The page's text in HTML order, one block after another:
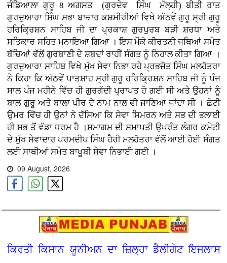
ਜੰਡਿਆਲਾ ਗੁਰੂ 8 ਅਗਸਤ (ਗੁਰਦੇਵ ਸਿੰਘ ਮੱਲ੍ਹੀ)ਬੀਤੀ ਰਾਤ
ਗੁਰਦੁਆਰਾ ਸਿੰਘ ਸਭਾ ਬਾਜ਼ਾਰ ਕਸ਼ਮੀਰੀਆਂ ਵਿਖੇ ਅੱਠਵੇਂ ਗੁਰੂ ਸ੍ਰੀ ਗੁਰੂ
ਹਰਿਕ੍ਰਿਸ਼ਨ ਸਾਹਿਬ ਜੀ ਦਾ ਪ੍ਰਕਾਸ਼ ਗੁਰਪੁਰਬ ਬੜੀ ਸ਼ਰਧਾ ਅਤੇ
ਸਤਿਕਾਰ ਸਹਿਤ ਮਨਾਇਆ ਗਿਆ । ਇਸ ਮੌਕੇ ਕੀਰਤਨੀ ਜਥਿਆਂ ਸਮੇਤ
ਬੱਚਿਆਂ ਵੱਲੋਂ ਗੁਰਬਾਣੀ ਦੇ ਸ਼ਬਦਾਂ ਰਾਹੀਂ ਸੰਗਤ ਨੂੰ ਨਿਹਾਲ ਕੀਤਾ ਗਿਆ ।
ਗੁਰਦੁਆਰਾ ਸਾਹਿਬ ਵਿਖੇ ਮੁੱਖ ਸੇਵਾ ਨਿਭਾ ਰਹੇ ਪ੍ਰਭਜੋਤ ਸਿੰਘ ਮਲਹੋਤਰਾ
ਨੇ ਕਿਹਾ ਕਿ ਅੱਠਵੇਂ ਪਾਤਸ਼ਾਹ ਸ੍ਰੀ ਗੁਰੂ ਹਰਿਕ੍ਰਿਸ਼ਨ ਸਾਹਿਬ ਜੀ ਨੂੰ ਪੰਜ
ਸਾਲ ਪੰਜ ਮਹੀਨੇ ਵਿੱਚ ਹੀ ਗੁਰਗੱਦੀ ਪ੍ਰਾਪਤ ਹੋ ਗਈ ਸੀ ਅਤੇ ਉਹਨਾਂ ਨੂੰ
ਬਾਲ ਗੁਰੂ ਅਤੇ ਬਾਲਾ ਪੀਰ ਦੇ ਨਾਮ ਨਾਲ ਵੀ ਜਾਣਿਆ ਜਾਂਦਾ ਸੀ । ਛੋਟੀ
ਉਮਰ ਵਿੱਚ ਹੀ ਉਨਾਂ ਨੇ ਦੱਸਿਆ ਕਿ ਸੇਵਾ ਸਿਮਰਨ ਅਤੇ ਸਭ ਦੀ ਭਲਾਈ
ਹੀ ਸਭ ਤੋਂ ਵੱਡਾ ਧਰਮ ਹੈ ।ਸਮਾਗਮ ਦੀ ਸਮਾਪਤੀ ਉਪਰੰਤ ਲੰਗਰ ਕਮੇਟੀ
ਦੇ ਮੁੱਖ ਸੇਵਾਦਾਰ ਪਰਮਦੀਪ ਸਿੰਘ ਹੈਰੀ ਮਲਹੋਤਰਾ ਵੱਲੋਂ ਆਈ ਹੋਈ ਸੰਗਤ
ਲਈ ਸਾਥੀਆਂ ਸਮੇਤ ਬਾਖੂਬੀ ਸੇਵਾ ਨਿਭਾਈ ਗਈ ।
09 August, 2026
ਕਿਰਤੀ ਕਿਸਾਨ ਯੂਨੀਅਨ ਦਾ ਜ਼ਿਲ੍ਹਾ ਡੈਲੀਗੇਟ ਇਜਲਾਸ